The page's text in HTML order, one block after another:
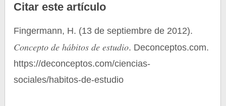
Citar este artículo
Fingermann, H. (13 de septiembre de 2012).
Concepto de hábitos de estudio. Deconceptos.com.
https://deconceptos.com/ciencias-
sociales/habitos-de-estudio